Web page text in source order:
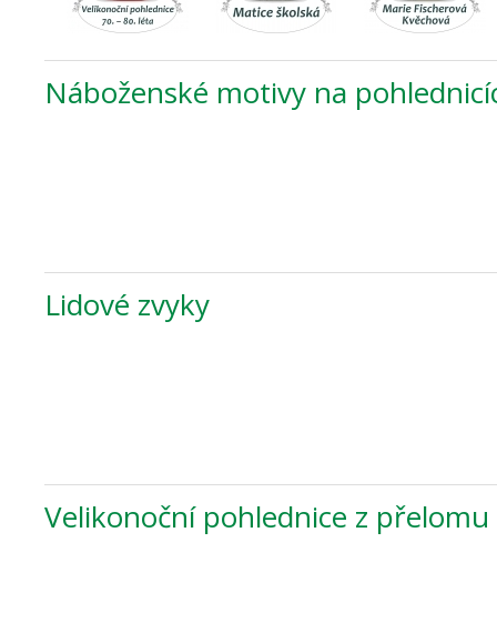
Náboženské motivy na
Lidové zvyky
Velikonoční pohlednice z